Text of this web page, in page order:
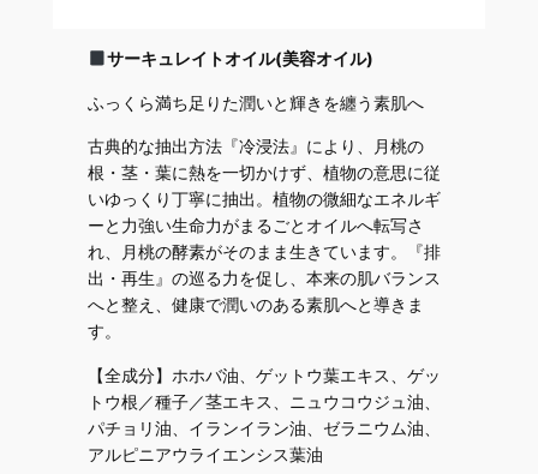
サーキュレイトオイル(美容オイル)
ふっくら満ち足りた潤いと輝きを纏う素肌へ
古典的な抽出方法『冷浸法』により、月桃の
根・茎・葉に熱を一切かけず、植物の意思に従
いゆっくり丁寧に抽出。植物の微細なエネルギ
ーと力強い生命力がまるごとオイルへ転写さ
れ、月桃の酵素がそのまま生きています。『排
出・再生』の巡る力を促し、本来の肌バランス
へと整え、健康で潤いのある素肌へと導きま
す。
【全成分】ホホバ油、ゲットウ葉エキス、ゲッ
トウ根／種子／茎エキス、ニュウコウジュ油、
パチョリ油、イランイラン油、ゼラニウム油、
アルピニアウライエンシス葉油